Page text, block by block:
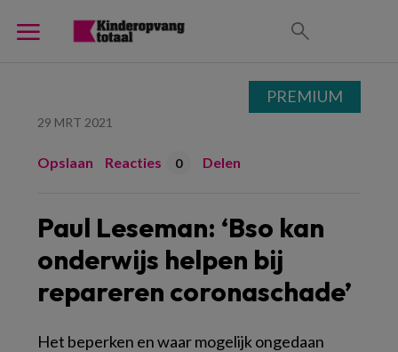
29 MRT 2021
Opslaan Reacties 0 Delen
Paul Leseman: ‘Bso kan
onderwijs helpen bij
repareren coronaschade’
Het beperken en waar mogelijk ongedaan
PREMIUM